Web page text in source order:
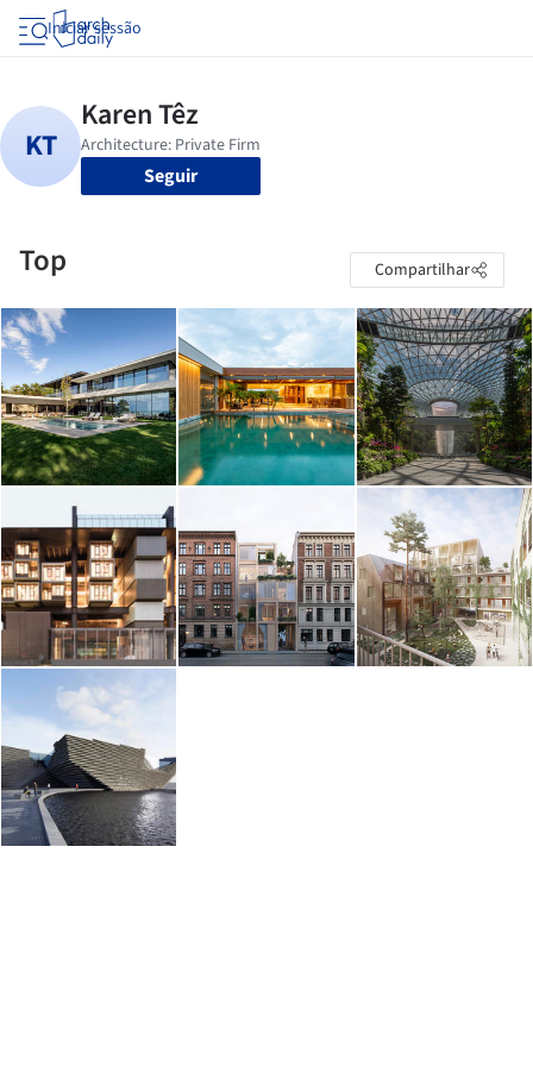
Iniciar sessão
Seguir
Top Compartilhar